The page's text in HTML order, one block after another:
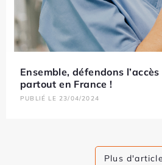
Ensemble, défendons
partout en France !
PUBLIÉ LE 23/04/2024
Plus